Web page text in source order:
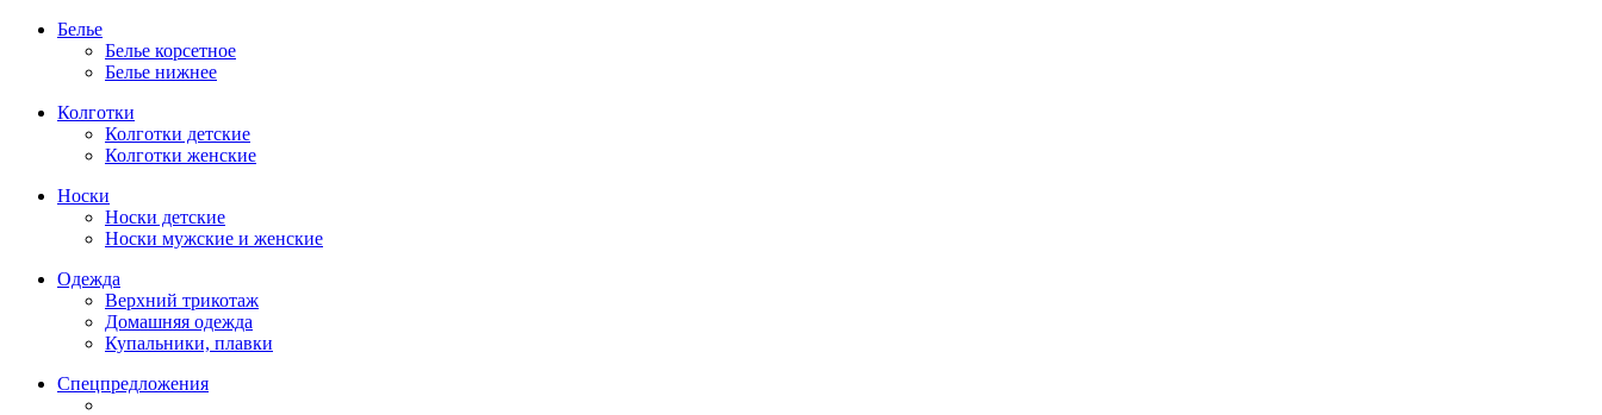
Белье
Белье корсетное
Белье нижнее
Колготки
Колготки детские
Колготки женские
Носки
Носки детские
Носки мужские и женские
Одежда
Верхний трикотаж
Домашняя одежда
Купальники, плавки
Спецпредложения